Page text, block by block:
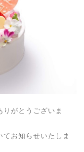
がとうございま
お知らせいたしま